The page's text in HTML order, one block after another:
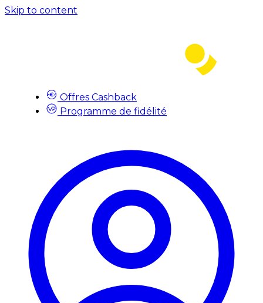
Skip to content
Offres Cashback
Programme de fidélité